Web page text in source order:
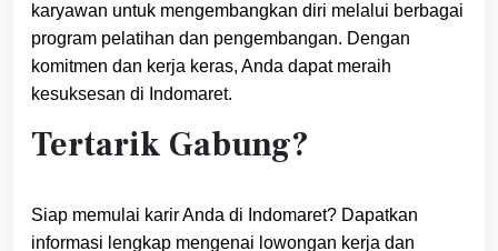
karyawan untuk mengembangkan diri melalui berbagai
program pelatihan dan pengembangan. Dengan
komitmen dan kerja keras, Anda dapat meraih
kesuksesan di Indomaret.
Tertarik Gabung?
Siap memulai karir Anda di Indomaret? Dapatkan
informasi lengkap mengenai lowongan kerja dan